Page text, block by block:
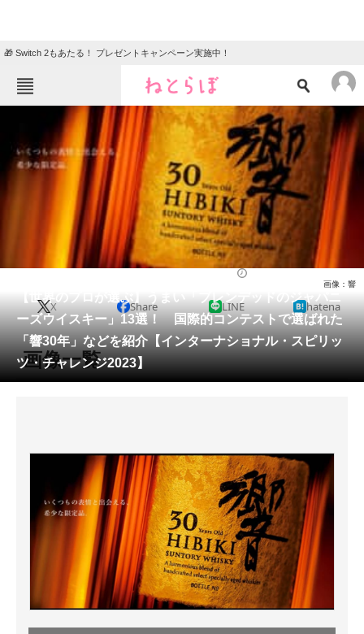
🎁 Switch 2もあたる！ プレゼントキャンペーン実施中！
ねとらぼメニュー
ニュース
エンタメ クイズ
地域
教育・育児
リサーチ
メディア
注目記事を集めた総合ページ
進化するPCとデバイスの未来
好きが集まる 比べて選べる
ビジネスと働き方のヒント
AI活用のいまが分かる
企業ITのトレンドを詳説
【世界のプロが選ぶ】うまい「ブレンデッドのジャパニ
ーズウイスキー」13選！ 国際的コンテストで選ばれた
「響30年」などを紹介【インターナショナル・スピリッ
ツ・チャレンジ2023】
画像：響
X Share LINE hatena
画像一覧